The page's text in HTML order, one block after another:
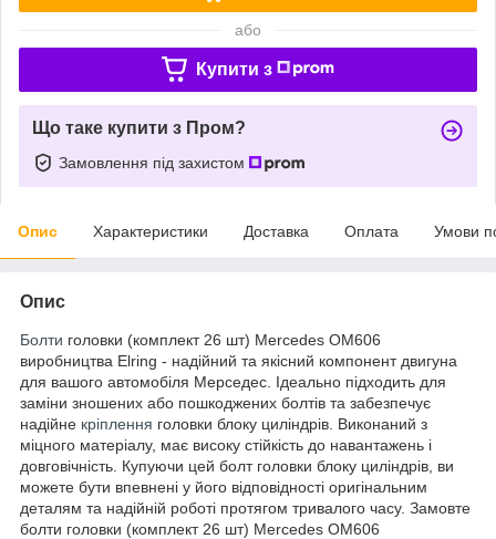
або
Купити з
Що таке купити з Пром?
Замовлення під захистом
Опис Характеристики Доставка Оплата Умови
Опис
Болти головки (комплект 26 шт) Mercedes OM606
виробництва Elring - надійний та якісний компонент двигуна
для вашого автомобіля Мерседес. Ідеально підходить для
заміни зношених або пошкоджених болтів та забезпечує
надійне кріплення головки блоку циліндрів. Виконаний з
міцного матеріалу, має високу стійкість до навантажень і
довговічність. Купуючи цей болт головки блоку циліндрів, ви
можете бути впевнені у його відповідності оригінальним
деталям та надійній роботі протягом тривалого часу. Замовте
болти головки (комплект 26 шт) Mercedes OM606